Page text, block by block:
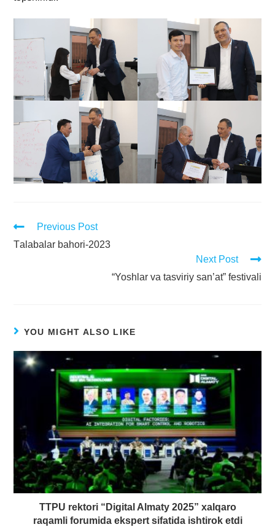
Previous Post
Тalabalar bahori-2023
Next Post
“Yoshlar va tasviriy san’at” festivali
YOU MIGHT ALSO LIKE
TTPU rektori “Digital Almaty 2025” xalqaro
raqamli forumida ekspert sifatida ishtirok etdi